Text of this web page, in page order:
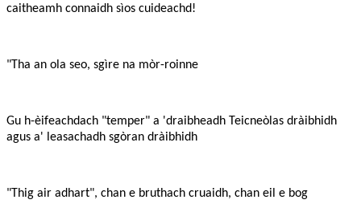
caitheamh connaidh sìos cuideachd!
"Tha an ola seo, sgìre na mòr-roinne
Gu h-èifeachdach "temper" a 'draibheadh ​​Teicneòlas dràibhidh
agus a' leasachadh sgòran dràibhidh
"Thig air adhart", chan e bruthach cruaidh, chan eil e bog